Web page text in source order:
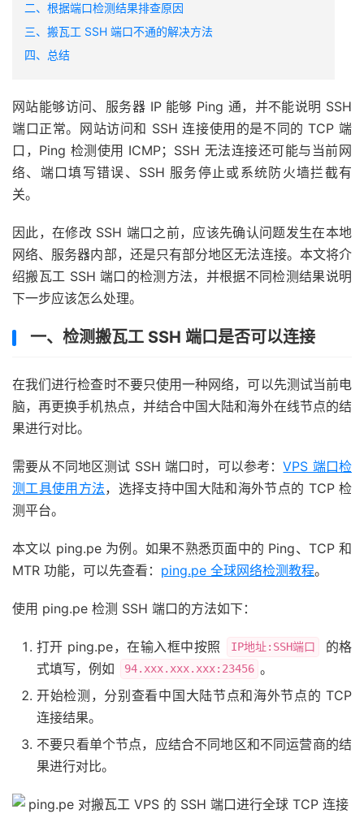
二、根据端口检测结果排查原因
三、搬瓦工 SSH 端口不通的解决方法
四、总结
网站能够访问、服务器 IP 能够 Ping 通，并不能说明 SSH
端口正常。网站访问和 SSH 连接使用的是不同的 TCP 端
口，Ping 检测使用 ICMP；SSH 无法连接还可能与当前网
络、端口填写错误、SSH 服务停止或系统防火墙拦截有
关。
因此，在修改 SSH 端口之前，应该先确认问题发生在本地
网络、服务器内部，还是只有部分地区无法连接。本文将介
绍搬瓦工 SSH 端口的检测方法，并根据不同检测结果说明
下一步应该怎么处理。
一、检测搬瓦工 SSH 端口是否可以连接
在我们进行检查时不要只使用一种网络，可以先测试当前电
脑，再更换手机热点，并结合中国大陆和海外在线节点的结
果进行对比。
需要从不同地区测试 SSH 端口时，可以参考：VPS 端口检
测工具使用方法，选择支持中国大陆和海外节点的 TCP 检
测平台。
本文以 ping.pe 为例。如果不熟悉页面中的 Ping、TCP 和
MTR 功能，可以先查看： ping.pe 全球网络检测教程。
使用 ping.pe 检测 SSH 端口的方法如下：
打开 ping.pe，在输入框中按照 IP地址:SSH端口
的格
式填写，例如
94.xxx.xxx.xxx:23456 。
开始检测，分别查看中国大陆节点和海外节点的 TCP
连接结果。
不要只看单个节点，应结合不同地区和不同运营商的结
果进行对比。